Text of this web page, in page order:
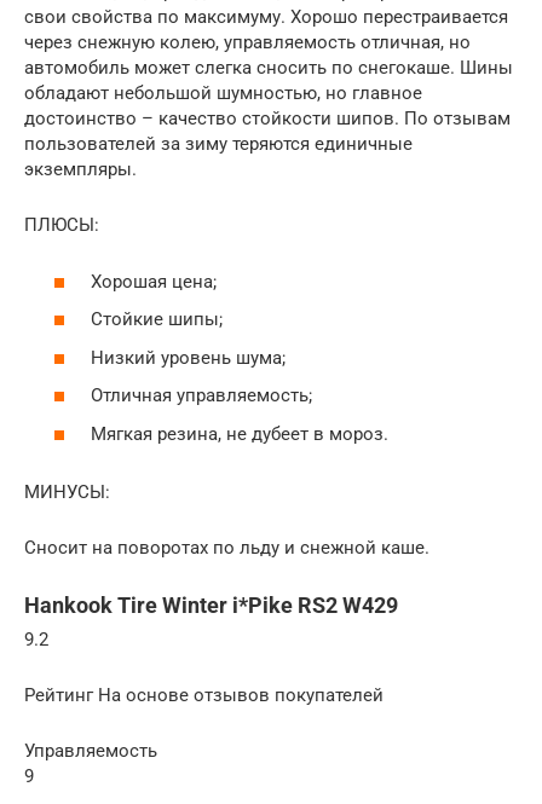
свои свойства по максимуму. Хорошо перестраивается
через снежную колею, управляемость отличная, но
автомобиль может слегка сносить по снегокаше. Шины
обладают небольшой шумностью, но главное
достоинство – качество стойкости шипов. По отзывам
пользователей за зиму теряются единичные
экземпляры.
ПЛЮСЫ:
Хорошая цена;
Стойкие шипы;
Низкий уровень шума;
Отличная управляемость;
Мягкая резина, не дубеет в мороз.
МИНУСЫ:
Сносит на поворотах по льду и снежной каше.
Hankook Tire Winter i*Pike RS2 W429
9.2
Рейтинг На основе отзывов покупателей
Управляемость
9